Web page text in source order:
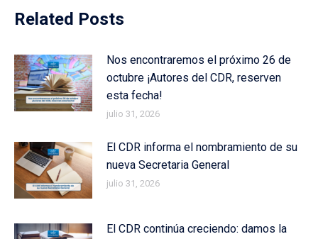
Related Posts
Nos encontraremos el próximo 26 de
octubre ¡Autores del CDR, reserven
esta fecha!
julio 31, 2026
El CDR informa el nombramiento de su
nueva Secretaria General
julio 31, 2026
El CDR continúa creciendo: damos la